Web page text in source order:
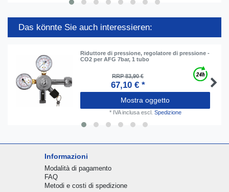
Das könnte Sie auch interessieren:
Riduttore di pressione, regolatore di pressione -
CO2 per AFG 7bar, 1 tubo
RRP 83,90 €
67,10 € *
Mostra oggetto
* IVA inclusaescl. Spedizione
Informazioni
Modalità di pagamento
FAQ
Metodi e costi di spedizione